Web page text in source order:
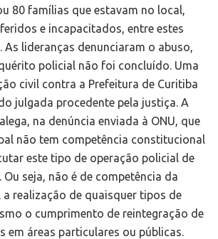
80 famílias que estavam no local,
e incapacitados, entre estes
As lideranças denunciaram o abuso,
policial não foi concluído. Uma
civil contra a Prefeitura de Curitiba
julgada procedente pela justiça. A
na denúncia enviada à ONU, que
não tem competência constitucional
este tipo de operação policial de
seja, não é de competência da
a realização de quaisquer tipos de
o cumprimento de reintegração de
em áreas particulares ou públicas.